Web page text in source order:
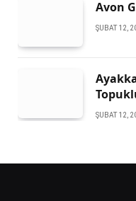
Avon
ŞUBAT 12,
ŞUBAT 12,